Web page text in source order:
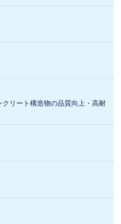
クリート構造物の品質向上・高耐